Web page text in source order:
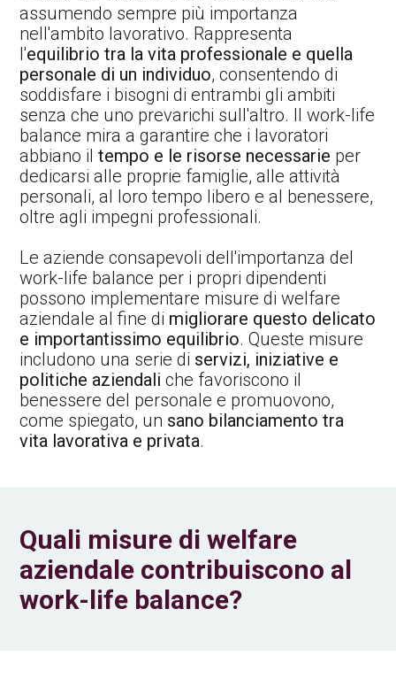
assumendo sempre più importanza
nell'ambito lavorativo. Rappresenta
l'equilibrio tra la vita professionale e quella
personale di un individuo, consentendo di
soddisfare i bisogni di entrambi gli ambiti
senza che uno prevarichi sull'altro. Il work-life
balance mira a garantire che i lavoratori
abbiano iltempo e le risorse necessarie per
dedicarsi alle proprie famiglie, alle attività
personali, al loro tempo libero e al benessere,
oltre agli impegni professionali.
Le aziende consapevoli dell'importanza del
work-life balance per i propri dipendenti
possono implementare misure di welfare
aziendale al fine di migliorare questo delicato
e importantissimo equilibrio. Queste misure
includono una serie di servizi, iniziative e
politiche aziendali che favoriscono il
benessere del personale e promuovono,
come spiegato, un sano bilanciamento tra
vita lavorativa e privata.
Quali misure di welfare
aziendale contribuiscono al
work-life balance?